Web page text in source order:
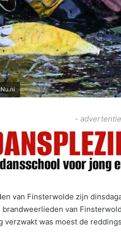
-
van Finsterwolde zijn
van
verzwakt was moest de